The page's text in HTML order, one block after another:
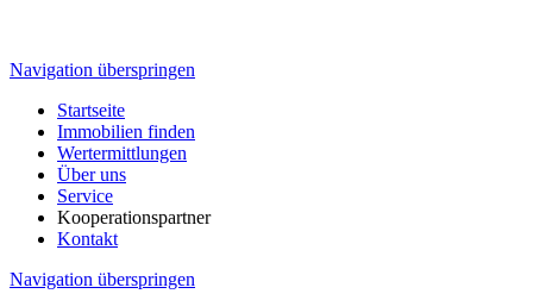
Navigation überspringen
Startseite
Immobilien finden
Wertermittlungen
Über uns
Service
Kooperationspartner
Kontakt
Navigation überspringen